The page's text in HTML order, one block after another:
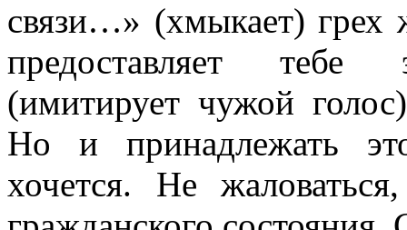
связи…» (хмыкает) грех
предоставляет тебе
(имитирует чужой
Но и принадлежать
хочется. Не